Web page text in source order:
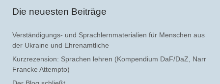
Die neuesten Beiträge
Verständigungs- und Sprachlernmaterialien für Menschen aus
der Ukraine und Ehrenamtliche
Kurzrezension: Sprachen lehren (Kompendium DaF/DaZ, Narr
Francke Attempto)